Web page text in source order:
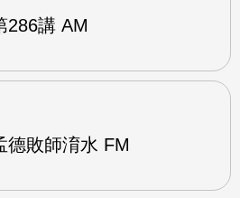
286講 AM
德敗師淯水 FM